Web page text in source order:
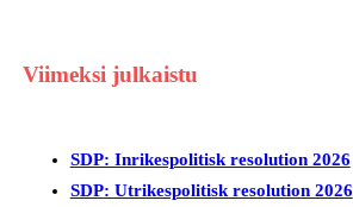
Viimeksi julkaistu
SDP: Inrikespolitisk resolution 2026
SDP: Utrikespolitisk resolution 2026